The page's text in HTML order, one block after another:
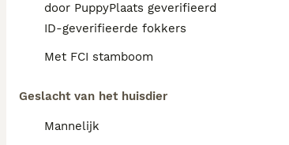
door PuppyPlaats geverifieerd
ID-geverifieerde fokkers
Met FCI stamboom
Geslacht van het huisdier
Mannelijk